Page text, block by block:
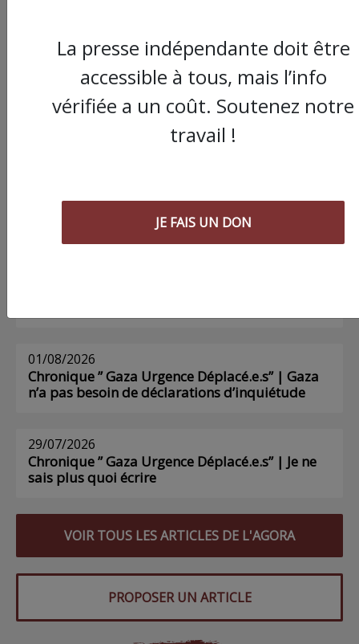
Commander le dernier numéro papier du
Poing !
Voir tous les numéros papier
AGORA
01/08/2026
Chronique ” Gaza Urgence Déplacé.e.s” | Gaza
n’a pas besoin de déclarations d’inquiétude
29/07/2026
Chronique ” Gaza Urgence Déplacé.e.s” | Je ne
sais plus quoi écrire
VOIR TOUS LES ARTICLES DE L'AGORA
PROPOSER UN ARTICLE
La presse indépendante doit être
accessible à tous, mais l’info
vérifiée a un coût. Soutenez notre
travail !
JE FAIS UN DON